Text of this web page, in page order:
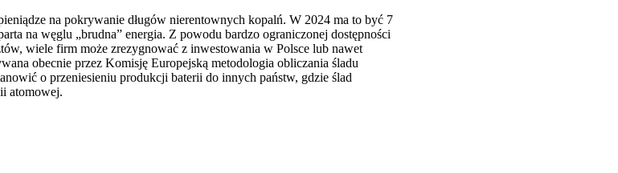
na pokrywanie długów nierentownych kopalń. W 2024 ma to być 7
na węglu „brudna” energia. Z powodu bardzo ograniczonej dostępności
wiele firm może zrezygnować z inwestowania w Polsce lub nawet
obecnie przez Komisję Europejską metodologia obliczania śladu
o przeniesieniu produkcji baterii do innych państw, gdzie ślad
atomowej.